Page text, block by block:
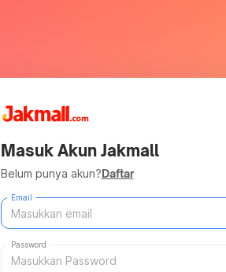
Masuk Akun Jakmall
Belum punya akun?Daftar
Email
Password